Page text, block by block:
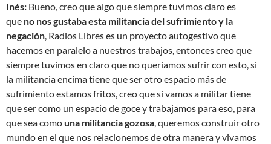
Inés: Bueno, creo que algo que siempre tuvimos claro es
que no nos gustaba esta militancia del sufrimiento y la
negación, Radios Libres es un proyecto autogestivo que
hacemos en paralelo a nuestros trabajos, entonces creo que
siempre tuvimos en claro que no queríamos sufrir con esto, si
la militancia encima tiene que ser otro espacio más de
sufrimiento estamos fritos, creo que si vamos a militar tiene
que ser como un espacio de goce y trabajamos para eso, para
que sea comouna militancia gozosa, queremos construir otro
mundo en el que nos relacionemos de otra manera y vivamos